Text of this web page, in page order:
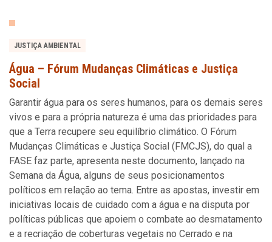
JUSTIÇA AMBIENTAL
Água – Fórum Mudanças Climáticas e Justiça
Social
Garantir água para os seres humanos, para os demais seres
vivos e para a própria natureza é uma das prioridades para
que a Terra recupere seu equilíbrio climático. O Fórum
Mudanças Climáticas e Justiça Social (FMCJS), do qual a
FASE faz parte, apresenta neste documento, lançado na
Semana da Água, alguns de seus posicionamentos
políticos em relação ao tema. Entre as apostas, investir em
iniciativas locais de cuidado com a água e na disputa por
políticas públicas que apoiem o combate ao desmatamento
e a recriação de coberturas vegetais no Cerrado e na